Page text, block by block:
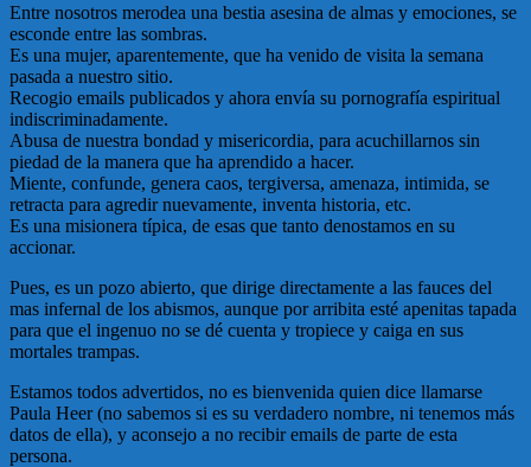
Entre nosotros merodea una bestia asesina de almas y emociones, se
esconde entre las sombras.
Es una mujer, aparentemente, que ha venido de visita la semana
pasada a nuestro sitio.
Recogio emails publicados y ahora envía su pornografía espiritual
indiscriminadamente.
Abusa de nuestra bondad y misericordia, para acuchillarnos sin
piedad de la manera que ha aprendido a hacer.
Miente, confunde, genera caos, tergiversa, amenaza, intimida, se
retracta para agredir nuevamente, inventa historia, etc.
Es una misionera típica, de esas que tanto denostamos en su
accionar.
Pues, es un pozo abierto, que dirige directamente a las fauces del
mas infernal de los abismos, aunque por arribita esté apenitas tapada
para que el ingenuo no se dé cuenta y tropiece y caiga en sus
mortales trampas.
Estamos todos advertidos, no es bienvenida quien dice llamarse
Paula Heer (no sabemos si es su verdadero nombre, ni tenemos más
datos de ella), y aconsejo a no recibir emails de parte de esta
persona.